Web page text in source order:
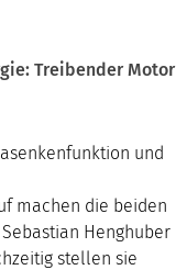
Treibender Motor
und
machen die beiden
Henghuber
stellen sie